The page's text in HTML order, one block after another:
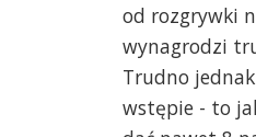
od rozgrywki
wynagrodzi
Trudno
wstępie - to